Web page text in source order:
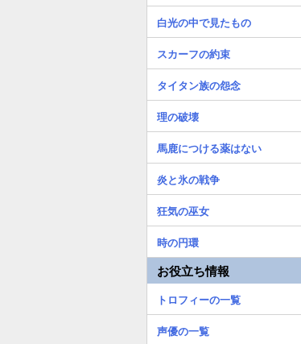
白光の中で見たもの
スカーフの約束
タイタン族の怨念
理の破壊
馬鹿につける薬はない
炎と氷の戦争
狂気の巫女
時の円環
お役立ち情報
トロフィーの一覧
声優の一覧